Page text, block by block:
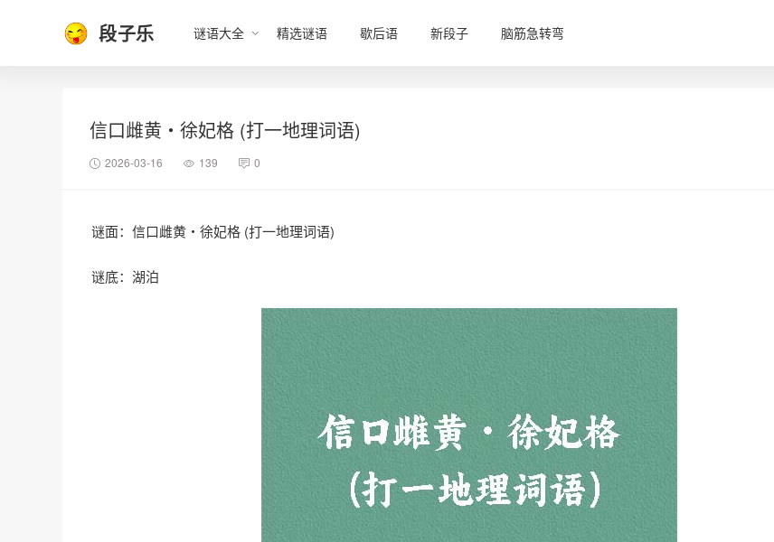
段子乐 谜语大全 精选谜语 歇后语 新段子 脑筋急转弯
信口雌黄・徐妃格 (打一地理词语)
2026-03-16 139 0
谜面：信口雌黄・徐妃格 (打一地理词语)
谜底：湖泊